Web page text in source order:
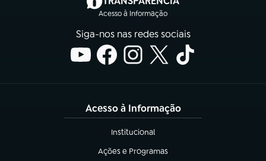
Acesso à Informação
Siga-nos nas redes sociais
Acesso à Informação
Institucional
(abre em nova aba)
Ações e Programas
(abre em nova aba)